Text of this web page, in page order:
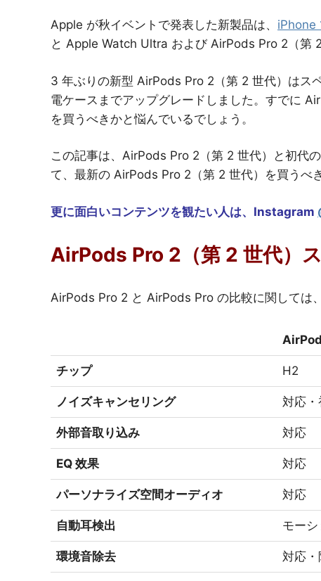
Apple が秋イベントで発表した新製品は、 iPhone
と Apple Watch Ultra および AirPods Pro 2（第 2
3 年ぶりの新型 AirPods Pro 2（第 2 世代）はス
電ケースまでアップグレードしました。すでに
を買うべきかと悩んでいるでしょう。
この記事は、AirPods Pro 2（第 2 世代）と初代
て、最新の AirPods Pro 2（第 2 世代）を買うべ
更に面白いコンテンツを観たい人は、Instagram
AirPods Pro 2（第 2 世代）
AirPods Pro 2 と AirPods Pro の比較に関しては
チップ H2
ノイズキャンセリング 対応
外部音取り込み 対応
EQ 效果 対応
パーソナライズ空間オーディオ 対応
自動耳検出 モー
環境音除去 対応・